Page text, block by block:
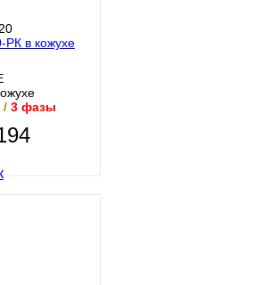
РК в кожухе
/ 3 фазы